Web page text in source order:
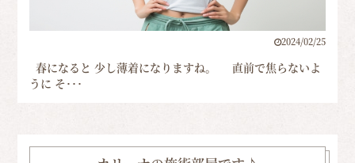
2024/02/25
春になると 少し薄着になりますね。 直前で焦らないよ
うに そ･･･